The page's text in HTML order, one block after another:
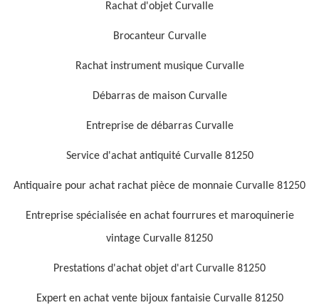
Rachat d'objet Curvalle
Brocanteur Curvalle
Rachat instrument musique Curvalle
Débarras de maison Curvalle
Entreprise de débarras Curvalle
Service d'achat antiquité Curvalle 81250
Antiquaire pour achat rachat pièce de monnaie Curvalle 81250
Entreprise spécialisée en achat fourrures et maroquinerie
vintage Curvalle 81250
Prestations d'achat objet d'art Curvalle 81250
Expert en achat vente bijoux fantaisie Curvalle 81250